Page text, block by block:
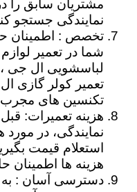
مشتریان سابق را
نمایندگی جستجو
تخصص : اطمینان
شما در تعمیر
لباسشویی ال جی
تعمیر کولر گازی
تکنسین های مجرب
هزینه تعمیرات:
نمایندگی، در
استعلام قیمت
هزینه ها اطمینان
دسترسی آسان : به